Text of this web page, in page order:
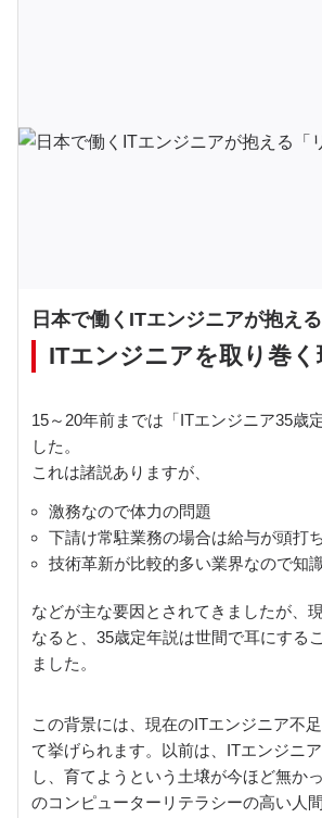
日本で働くITエンジニアが抱える
ITエンジニアを取り巻く
15～20年前までは「ITエンジニア35歳
した。
これは諸説ありますが、
激務なので体力の問題
下請け常駐業務の場合は給与が頭打
技術革新が比較的多い業界なので知
などが主な要因とされてきましたが、
なると、35歳定年説は世間で耳にする
ました。
この背景には、現在のITエンジニア不
て挙げられます。以前は、ITエンジニ
し、育てようという土壌が今ほど無か
のコンピューターリテラシーの高い人